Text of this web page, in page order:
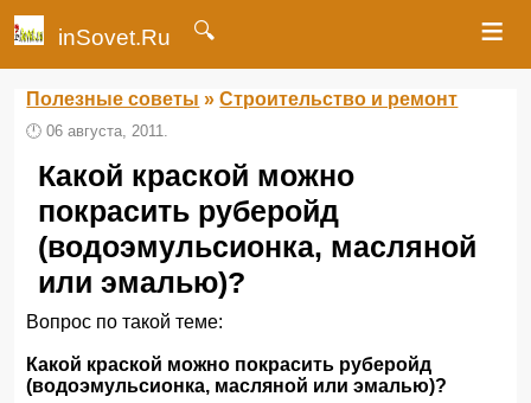
inSovet.Ru 🔍 ≡
Полезные советы »Строительство и ремонт
🕛06 августа, 2011.
Какой краской можно
покрасить руберойд
(водоэмульсионка, масляной
или эмалью)?
Вопрос по такой теме:
Какой краской можно покрасить руберойд
(водоэмульсионка, масляной или эмалью)?